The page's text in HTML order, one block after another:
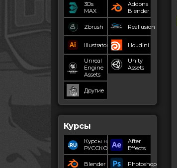
3Ds
MAX
Addons
Blender
Zbrush Reallusion
Illustrator Houdini
Unreal
Engine
Assets
Unity
Assets
Другие
Курсы
Курсы на
РУССКОМ
After
Effects
Blender Photoshop